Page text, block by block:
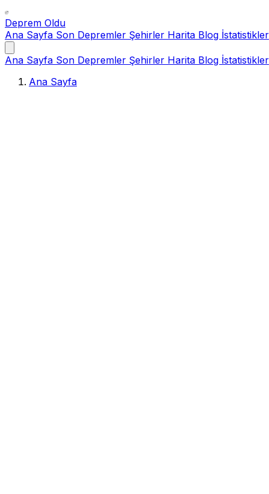
Deprem Oldu
Ana Sayfa Son Depremler Şehirler Harita Blog İstatistikler
Ana Sayfa Son Depremler Şehirler Harita Blog İstatistikler
Ana Sayfa